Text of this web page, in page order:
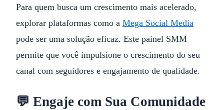
Para quem busca um crescimento mais acelerado,
explorar plataformas como a Mega Social Media
pode ser uma solução eficaz. Este painel SMM
permite que você impulsione o crescimento do seu
canal com seguidores e engajamento de qualidade.
💬 Engaje com Sua Comunidade